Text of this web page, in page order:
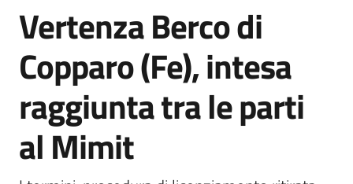
Servizi
Leggi
Atti
Bandi
Salta al contenuto
Vertenza Berco di
Copparo (Fe), intesa
raggiunta tra le parti
al Mimit